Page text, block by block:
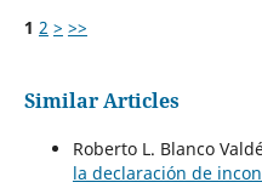
1 2 > >>
Similar Articles
Roberto L. Blanco
la declaración de